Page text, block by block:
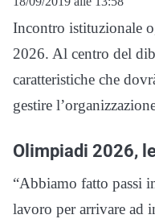
Incontro istituzionale
2026. Al centro del
caratteristiche che
gestire
Olimpiadi 2026,
“Abbiamo fatto passi
lavoro per arrivare ad